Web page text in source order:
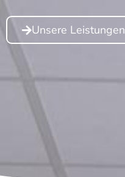
Unsere Leistungen